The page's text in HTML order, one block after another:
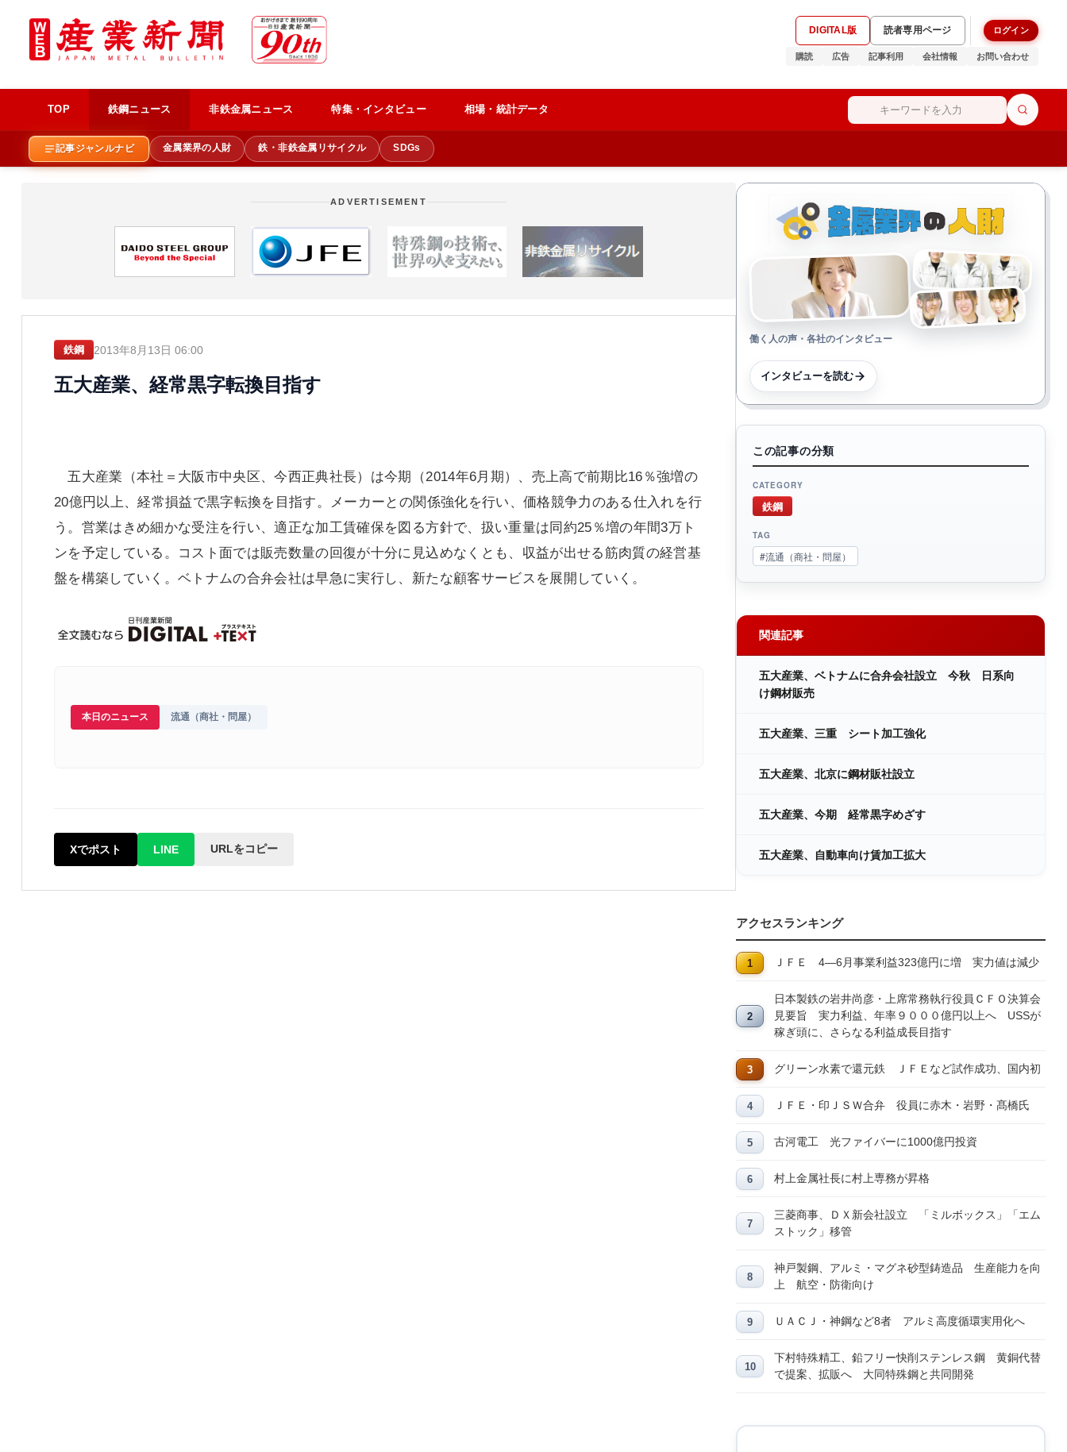
DIGITAL版 読者専用ページ ログイン
購読 広告 記事利用 会社情報 お問い合わせ
TOP 鉄鋼ニュース 非鉄金属ニュース 特集・インタビュー 相場・統計データ
記事ジャンルナビ 金属業界の人財 鉄・非鉄金属リサイクル SDGs
ADVERTISEMENT
鉄鋼 2013年8月13日 06:00
五大産業、経常黒字転換目指す
五大産業（本社＝大阪市中央区、今西正典社長）は今期（2014年6月期）、売上高で前期比16％強増の
20億円以上、経常損益で黒字転換を目指す。メーカーとの関係強化を行い、価格競争力のある仕入れを行
う。営業はきめ細かな受注を行い、適正な加工賃確保を図る方針で、扱い重量は同約25％増の年間3万ト
ンを予定している。コスト面では販売数量の回復が十分に見込めなくとも、収益が出せる筋肉質の経営基
盤を構築していく。ベトナムの合弁会社は早急に実行し、新たな顧客サービスを展開していく。
本日のニュース 流通（商社・問屋）
Xでポスト LINE URLをコピー
働く人の声・各社のインタビュー
インタビューを読む
この記事の分類
CATEGORY
鉄鋼
TAG
#流通（商社・問屋）
関連記事
五大産業、ベトナムに合弁会社設立 今秋 日系向
け鋼材販売
五大産業、三重 シート加工強化
五大産業、北京に鋼材販社設立
五大産業、今期 経常黒字めざす
五大産業、自動車向け賃加工拡大
アクセスランキング
ＪＦＥ 4―6月事業利益323億円に増 実力値は減少
日本製鉄の岩井尚彦・上席常務執行役員ＣＦＯ決算会
見要旨 実力利益、年率９０００億円以上へ USSが
稼ぎ頭に、さらなる利益成長目指す
グリーン水素で還元鉄 ＪＦＥなど試作成功、国内初
ＪＦＥ・印ＪＳＷ合弁 役員に赤木・岩野・髙橋氏
古河電工 光ファイバーに1000億円投資
村上金属社長に村上専務が昇格
三菱商事、ＤＸ新会社設立 「ミルボックス」「エム
ストック」移管
神戸製鋼、アルミ・マグネ砂型鋳造品 生産能力を向
上 航空・防衛向け
ＵＡＣＪ・神鋼など8者 アルミ高度循環実用化へ
下村特殊精工、鉛フリー快削ステンレス鋼 黄銅代替
で提案、拡販へ 大同特殊鋼と共同開発